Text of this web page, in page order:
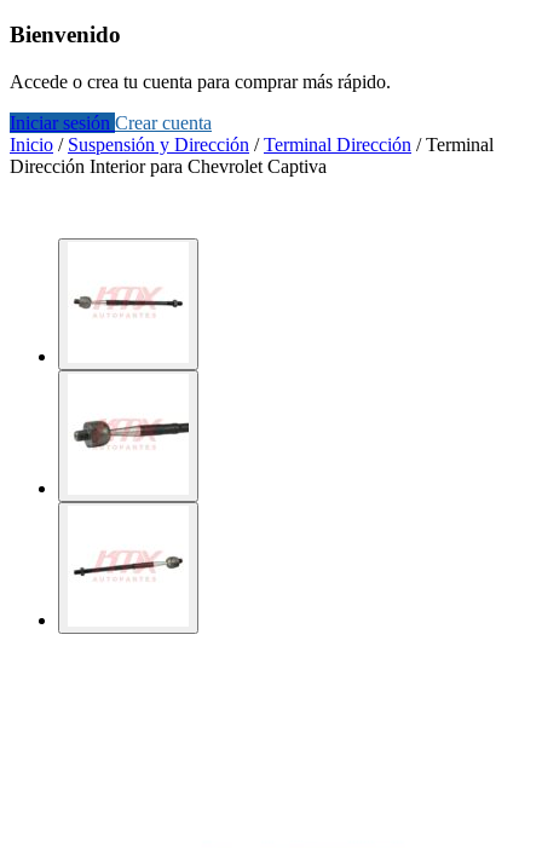
Bienvenido
Accede o crea tu cuenta para comprar más rápido.
Iniciar sesión Crear cuenta
Inicio / Suspensión y Dirección /Terminal Dirección /Terminal
Dirección Interior para Chevrolet Captiva